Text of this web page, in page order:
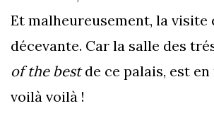
Et malheureusement, la visite
décevante. Car la salle des
of the bestde ce palais, est
voilà voilà !